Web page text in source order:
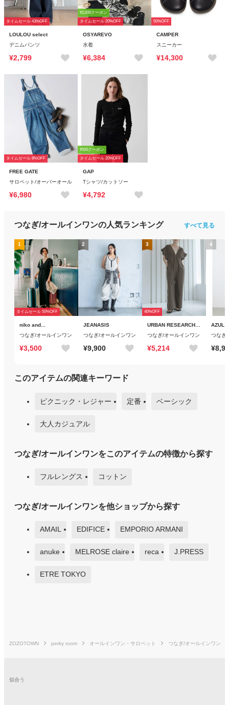
タイムセール 43%OFF
LOULOU select
デニムパンツ
¥2,799
¥1,000クーポン
タイムセール 20%OFF
OSYAREVO
水着
¥6,384
50%OFF
CAMPER
スニーカー
¥14,300
タイムセール 8%OFF
FREE GATE
サロペット/オーバーオール
¥6,980
¥500クーポン
タイムセール 20%OFF
GAP
Tシャツ/カットソー
¥4,792
つなぎ/オールインワンの人気ランキング すべて見る
1
タイムセール 50%OFF
niko and...
つなぎ/オールインワン
¥3,500
2
JEANASIS
つなぎ/オールインワン
¥9,900
3
40%OFF
つなぎ/オールインワン
¥5,214
4
AZUL
つなぎ/
このアイテムの関連キーワード
ピクニック・レジャー 定番 ベーシック
大人カジュアル
つなぎ/オールインワンをこのアイテムの特徴から探す
フルレングス コットン
つなぎ/オールインワンを他ショップから探す
AMAIL EDIFICE EMPORIO ARMANI
anuke MELROSE claire reca J.PRESS
ETRE TOKYO
ZOZOTOWN perky room オールインワン・サロペット つなぎ/オールインワン
似合う